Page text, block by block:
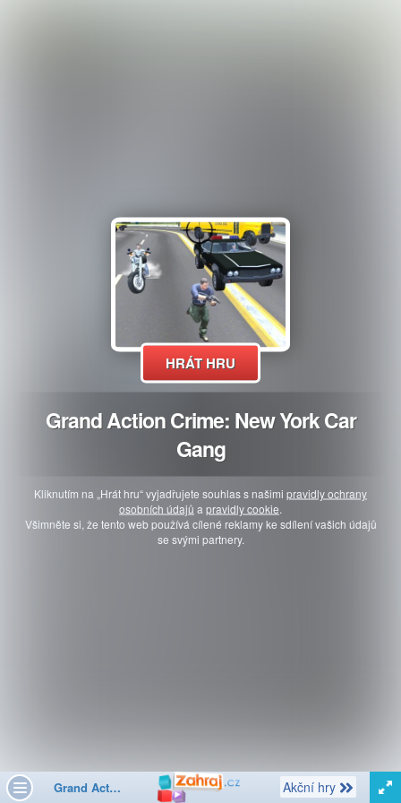
HRÁT HRU
Grand Action Crime: New York Car
Gang
Kliknutím na „Hrát hru“ vyjadřujete souhlas s našimi pravidly ochrany
osobních údajů a pravidly cookie
Všimněte si, že tento web používá cílené reklamy ke sdílení vašich údajů
se svými partnery.
Toggle
Grand Action Crime: New York Car Gang Další
Akční hry